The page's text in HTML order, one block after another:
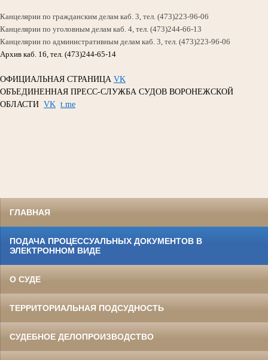
Канцелярии по гражданским делам каб. 3, тел. (473)223-96-06
Канцелярии по уголовным делам каб. 4, тел. (473)244-66-13
Канцелярии по административным делам каб. 3, тел. (473)223-96-06
Архив каб. 16, тел. (473)244-65-14
ОФИЦИАЛЬНАЯ СТРАНИЦА VK
ОБЪЕДИНЕННАЯ ПРЕСС-СЛУЖБА СУДОВ ВОРОНЕЖСКОЙ
ОБЛАСТИ VK t.me
ГЛАВНАЯ
ПОДАЧА ПРОЦЕССУАЛЬНЫХ ДОКУМЕНТОВ В
ЭЛЕКТРОННОМ ВИДЕ
О СУДЕ
ТЕРРИТОРИАЛЬНАЯ ПОДСУДНОСТЬ
СУДЕБНОЕ ДЕЛОПРОИЗВОДСТВО